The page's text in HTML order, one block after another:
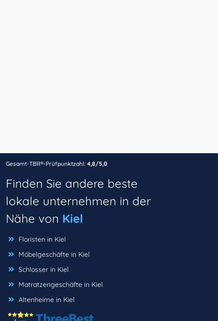
Gesamt-TBR®-Prüfpunktzahl: 4,8/5,0
Finden Sie andere beste
lokale unternehmen in der
Nähe von Kiel
Floristen in Kiel
Möbelgeschäfte in Kiel
Schlosser in Kiel
Matratzengeschäfte in Kiel
Altenheime in Kiel